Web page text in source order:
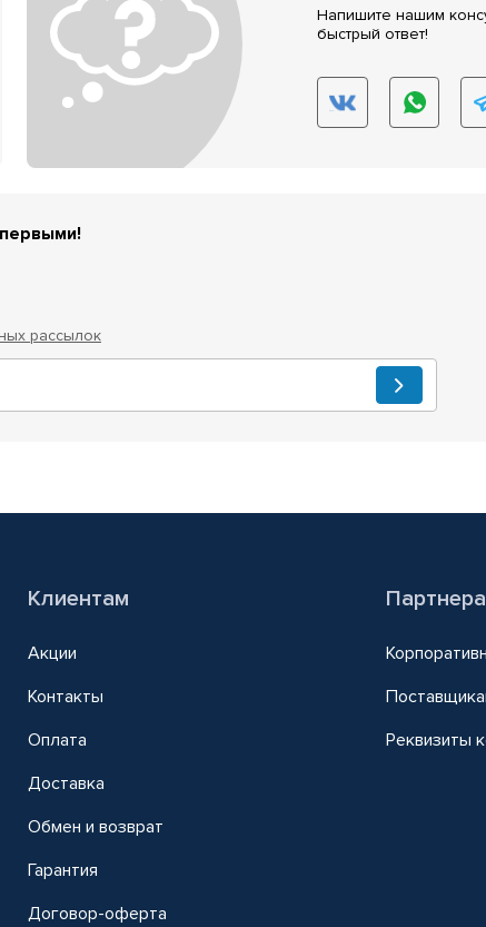
Напишите нашим
быстрый ответ!
рассылок
Клиентам
Акции
Контакты
Оплата
Доставка
Обмен и возврат
Гарантия
Договор-оферта
Реквизиты